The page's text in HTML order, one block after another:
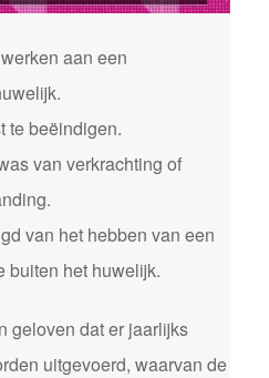
aan een
te beëindigen.
van verkrachting of
van het hebben van een
buiten het huwelijk.
geloven dat er jaarlijks
uitgevoerd, waarvan de